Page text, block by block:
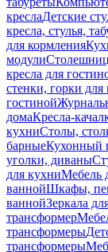
креслаДетские
кресла, стулья,
для кормления
модули
кресла для
стенки, горки для
гостиной
домаКресла-
кухниСтолы,
барныеКухонный
уголки, диваны
для кухниМебель
ваннойШкафы,
ваннойЗеркала
трансформер
трансформеры
трансформеры